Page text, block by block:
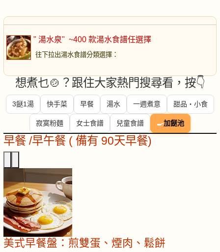
" 湯水泉" ~400 款湯水食譜任選擇
往下拉出湯水食譜分類選擇 ：
想煮乜🍲？跟住大家熱門搜尋看，按👇
3餸1湯 快手菜 早餐 湯水 一週煮意 甜品・小食
寂寞粉麵 女士食譜 兒童食譜 🍳加餸池
早餐 /早午餐 ( 備有 90天早餐)
美式早餐盤：煎雙蛋、煙肉、鬆餅